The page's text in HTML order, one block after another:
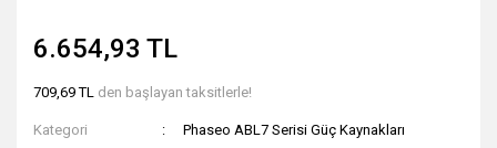
6.654,93 TL
709,69 TL den başlayan taksitlerle!
Kategori
Phaseo ABL7 Serisi Güç Kaynakları